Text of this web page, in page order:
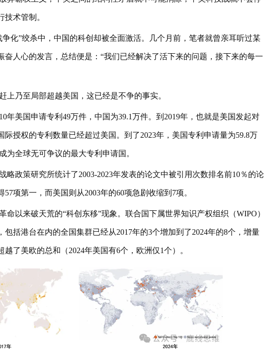
术管制。
化”绞杀中，中国的科创却被全面激活。几个月前，笔者就曾亲耳听过某
奋人心的发言，总结便是：“我们已经解决了活下来的问题，接下来的每一
上乃至局部超越美国，这已经是不争的事实。
年美国申请专利49万件，中国为39.1万件。到2019年，也就是美国发起对
际授权的专利数量已经超过美国。到了2023年，美国专利申请量为59.8万
为全球无可争议的最大专利申请国。
略政策研究所统计了2003-2023年发表的论文中被引用次数排名前10％的论
项第一，而美国则从2003年的60项急剧收缩到7项。
命以来破天荒的“科创东移”现象。联合国下属世界知识产权组织（WIPO）
包括港台在内的全国集群已经从2017年的3个增加到了2024年的8个，增量
了美欧的总和（2024年美国有6个，欧洲仅1个）。